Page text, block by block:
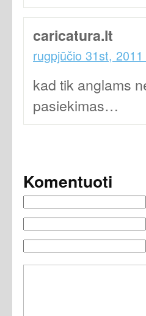
caricatura.lt
rugpjūčio 31st,
kad tik anglams
pasiekimas…
Komentuoti